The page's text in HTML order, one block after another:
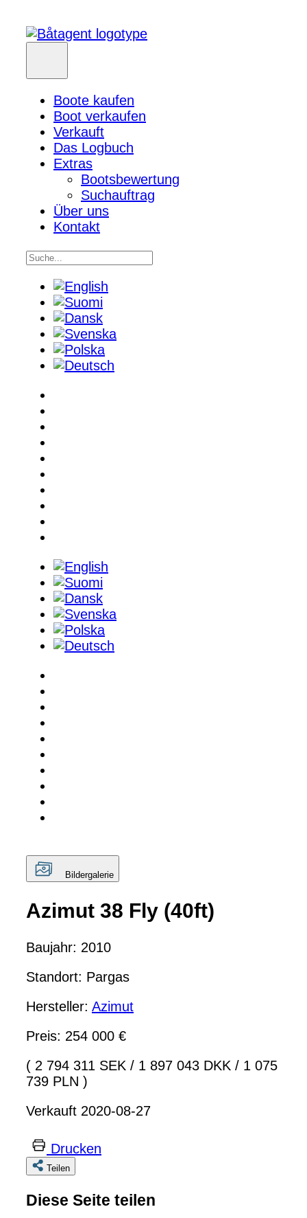
Boote kaufen
Boot verkaufen
Verkauft
Das Logbuch
Extras
Bootsbewertung
Suchauftrag
Über uns
Kontakt
Bildergalerie
Azimut 38 Fly (40ft)
Baujahr: 2010
Standort: Pargas
Hersteller: Azimut
Preis: 254 000 €
( 2 794 311 SEK / 1 897 043 DKK / 1 075
739 PLN )
Verkauft 2020-08-27
Drucken
Teilen
Diese Seite teilen